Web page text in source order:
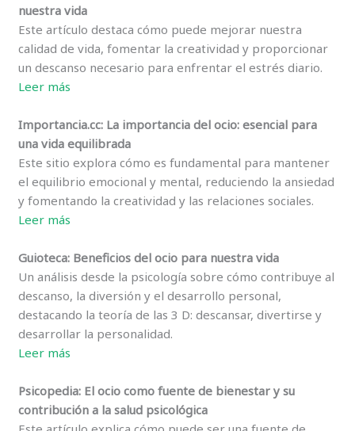
nuestra vida
Este artículo destaca cómo puede mejorar nuestra
calidad de vida, fomentar la creatividad y proporcionar
un descanso necesario para enfrentar el estrés diario.
Leer más
Importancia.cc: La importancia del ocio: esencial para
una vida equilibrada
Este sitio explora cómo es fundamental para mantener
el equilibrio emocional y mental, reduciendo la ansiedad
y fomentando la creatividad y las relaciones sociales.
Leer más
Guioteca: Beneficios del ocio para nuestra vida
Un análisis desde la psicología sobre cómo contribuye al
descanso, la diversión y el desarrollo personal,
destacando la teoría de las 3 D: descansar, divertirse y
desarrollar la personalidad.
Leer más
Psicopedia: El ocio como fuente de bienestar y su
contribución a la salud psicológica